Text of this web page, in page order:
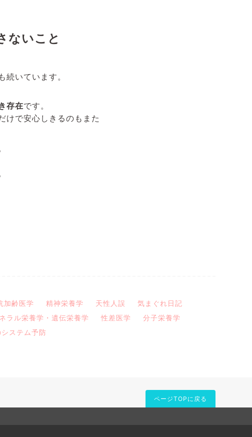
ないこと
いています。
存在です。
けで安心しきるのもまた
加齢医学 精神栄養学 天性人誤
気まぐれ日記
ラル栄養学・遺伝栄養学 性差医学
分子栄養学
システム予防
ページTOPに戻る